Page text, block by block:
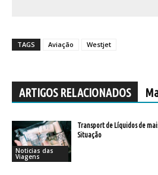
TAGS Aviação Westjet
ARTIGOS RELACIONADOS
Noticias das
Viagens
Transport de Líquidos de
Situação